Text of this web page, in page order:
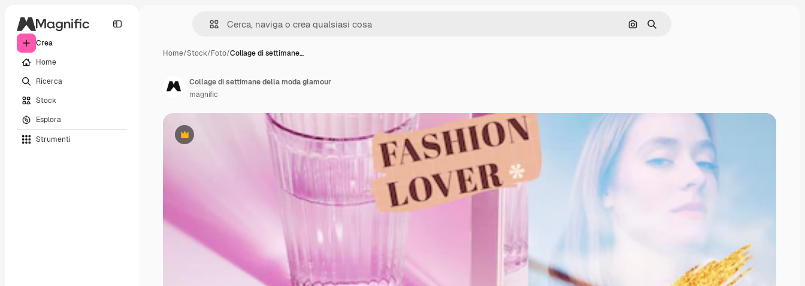
Crea
Home
Ricerca
Stock
Esplora
Strumenti
Cerca per immagine
Ricerca
Home/Stock/Foto/Collage di settimane…
Premium
Collage di settimane della moda glamour
magnific